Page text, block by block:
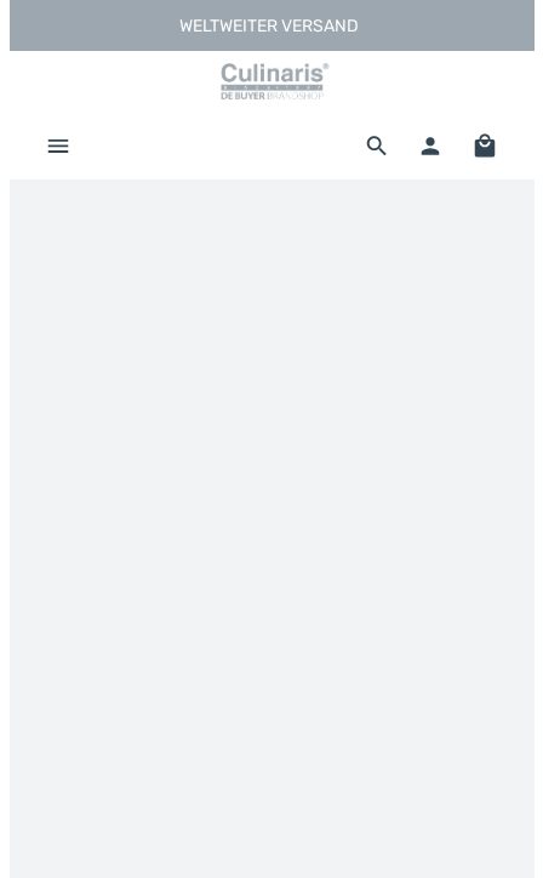
Zum Hauptinhalt springenWELTWEITER VERSAND